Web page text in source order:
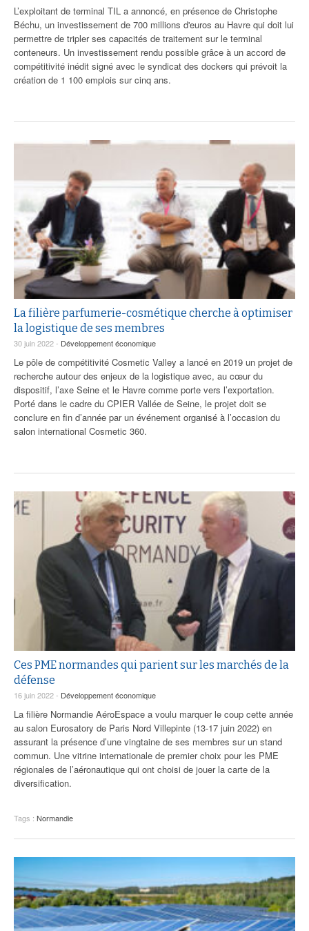
L’exploitant de terminal TIL a annoncé, en présence de Christophe
Béchu, un investissement de 700 millions d'euros au Havre qui doit lui
permettre de tripler ses capacités de traitement sur le terminal
conteneurs. Un investissement rendu possible grâce à un accord de
compétitivité inédit signé avec le syndicat des dockers qui prévoit la
création de 1 100 emplois sur cinq ans.
La filière parfumerie-cosmétique cherche à optimiser
la logistique de ses membres
30 juin 2022 - Développement économique
Le pôle de compétitivité Cosmetic Valley a lancé en 2019 un projet de
recherche autour des enjeux de la logistique avec, au cœur du
dispositif, l’axe Seine et le Havre comme porte vers l’exportation.
Porté dans le cadre du CPIER Vallée de Seine, le projet doit se
conclure en fin d’année par un événement organisé à l’occasion du
salon international Cosmetic 360.
Ces PME normandes qui parient sur les marchés de la
défense
16 juin 2022 - Développement économique
La filière Normandie AéroEspace a voulu marquer le coup cette année
au salon Eurosatory de Paris Nord Villepinte (13-17 juin 2022) en
assurant la présence d’une vingtaine de ses membres sur un stand
commun. Une vitrine internationale de premier choix pour les PME
régionales de l’aéronautique qui ont choisi de jouer la carte de la
diversification.
Tags : Normandie